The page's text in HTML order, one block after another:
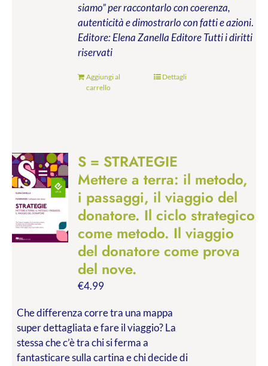
siamo” per raccontarlo con coerenza,
autenticità e dimostrarlo con fatti e azioni.
Editore: Elena Zanella EditoreTutti i diritti
riservati
Aggiungi al
carrello
Dettagli
S = STRATEGIE
Mettere a terra: il metodo,
i passaggi, il viaggio del
donatore. Il ciclo strategico
come metodo. Il viaggio
del donatore come prova
del nove.
€4.99
Che differenza corre tra una mappa
super dettagliata e fare il viaggio? La
stessa che c’è tra chi si ferma a
fantasticare sulla cartina e chi decide di